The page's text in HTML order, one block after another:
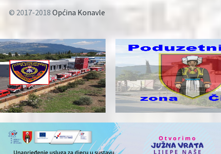
© 2017-2018 Općina Konavle